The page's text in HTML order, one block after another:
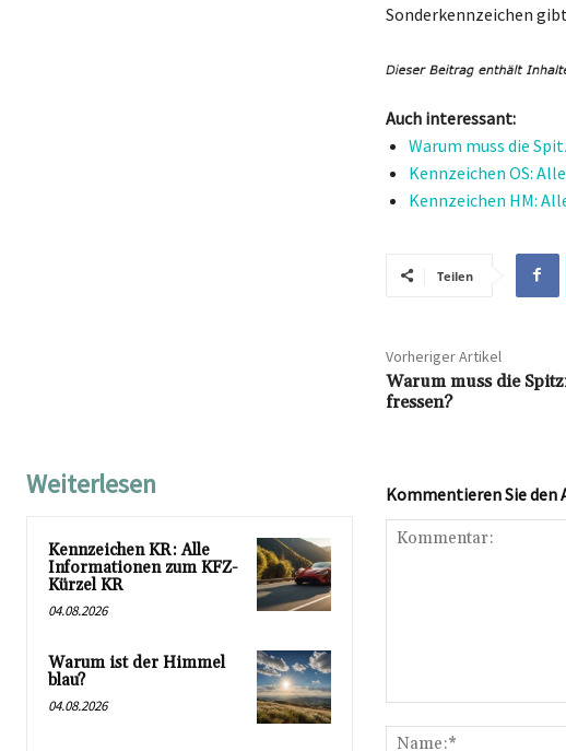
Sonderkennzeichen
Auch interessant:
Warum muss die
Kennzeichen OS:
Kennzeichen HM:
Teilen
Vorheriger Artikel
Warum muss die
fressen?
Weiterlesen
Kennzeichen KR: Alle
Informationen zum KFZ-
Kürzel KR
04.08.2026
Warum ist der Himmel
blau?
04.08.2026
Kommentieren Sie den